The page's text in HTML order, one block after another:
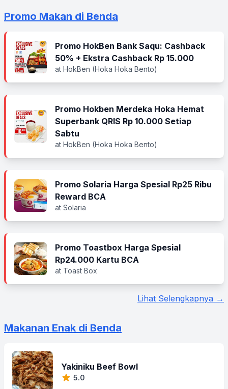
Promo Makan di Benda
Promo HokBen Bank Saqu: Cashback
50% + Ekstra Cashback Rp 15.000
at HokBen (Hoka Hoka Bento)
Promo Hokben Merdeka Hoka Hemat
Superbank QRIS Rp 10.000 Setiap
Sabtu
at HokBen (Hoka Hoka Bento)
Promo Solaria Harga Spesial Rp25 Ribu
Reward BCA
at Solaria
Promo Toastbox Harga Spesial
Rp24.000 Kartu BCA
at Toast Box
Lihat Selengkapnya →
Makanan Enak di Benda
Yakiniku Beef Bowl
5.0